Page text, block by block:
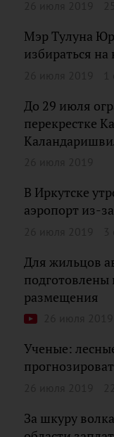
Мэр Тулуна
избираться
До 29 июля
перекрестке
В Иркутске
аэропорт из-
Для жильцов
размещения
Ученые:
За шкуру